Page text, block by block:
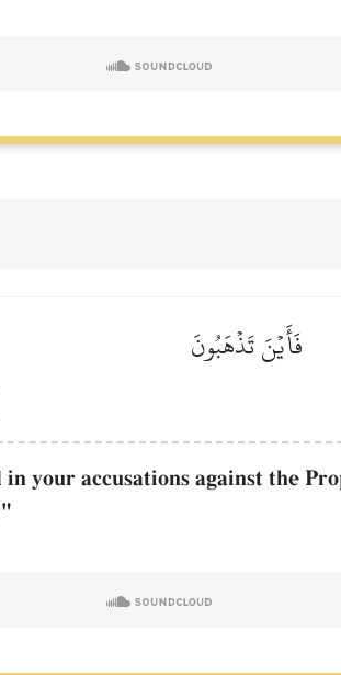
فَأَيۡنَ تَذۡهَبُونَ
your accusations against the